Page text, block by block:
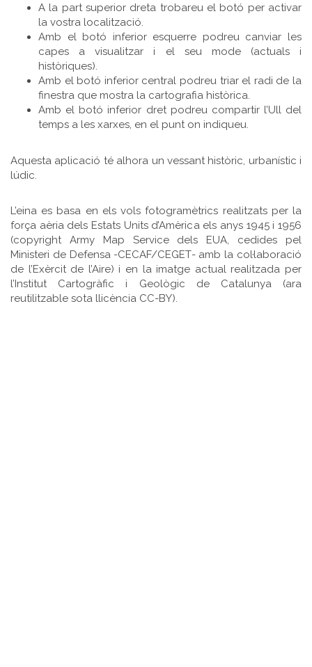
A la part superior dreta trobareu el botó per activar
la vostra localització.
Amb el botó inferior esquerre podreu canviar les
capes a visualitzar i el seu mode (actuals i
històriques).
Amb el botó inferior central podreu triar el radi de la
finestra que mostra la cartografia històrica.
Amb el botó inferior dret podreu compartir l’Ull del
temps a les xarxes, en el punt on indiqueu.
Aquesta aplicació té alhora un vessant històric, urbanístic i
lúdic.
L’eina es basa en els vols fotogramètrics realitzats per la
força aèria dels Estats Units d’Amèrica els anys 1945 i 1956
(copyright Army Map Service dels EUA, cedides pel
Ministeri de Defensa -CECAF/CEGET- amb la col·laboració
de l’Exèrcit de l’Aire) i en la imatge actual realitzada per
l’Institut Cartogràfic i Geològic de Catalunya (ara
reutilitzable sota llicència CC-BY).